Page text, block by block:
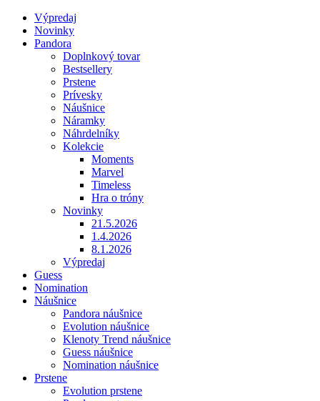
Výpredaj
Novinky
Pandora
Doplnkový tovar
Bestsellery
Prstene
Prívesky
Náušnice
Náramky
Náhrdelníky
Kolekcie
Moments
Marvel
Timeless
Hra o tróny
Novinky
21.5.2026
1.4.2026
8.1.2026
Výpredaj
Guess
Nomination
Náušnice
Pandora náušnice
Evolution náušnice
Klenoty Trend náušnice
Guess náušnice
Nomination náušnice
Prstene
Evolution prstene